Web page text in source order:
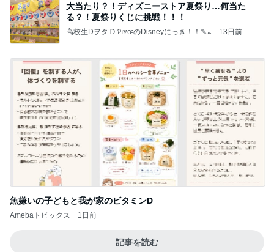
大当たり？！ディズニーストア夏祭り…何当た
る？！夏祭りくじに挑戦！！！
高校生Dヲタ Ꭰ-ᎮꭵꭹꭴのDisneyにっき！！✎ܚ 13日前
魚嫌いの子どもと我が家のビタミンD
Amebaトピックス 1日前
記事を読む